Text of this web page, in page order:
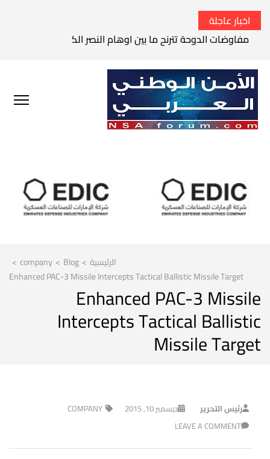
اخبار عاجلة
مفاوضات الدوحة تترنح ما بين اوهام النصر الكامل وواقع
الرئيسية >
Blog
>
company
>
Enhanced PAC-3 Missile Intercepts Tactical Ballistic Missile Target
Enhanced PAC-3 Missile
Intercepts Tactical Ballistic
Missile Target
رئيس التحرير ديسمبر 10, 2015
COMPANY
LEAVE A COMMENT